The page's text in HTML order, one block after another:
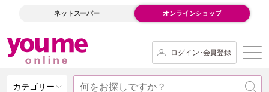
ネットスーパー オンラインショップ
ログイン･会員登録
カテゴリー